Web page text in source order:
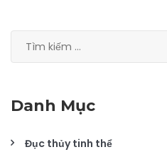
Danh Mục
Đục thủy tinh thể